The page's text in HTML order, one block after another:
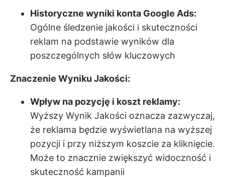
Historyczne wyniki konta Google Ads:
Ogólne śledzenie jakości i skuteczności
reklam na podstawie wyników dla
poszczególnych słów kluczowych
Znaczenie Wyniku Jakości:
Wpływ na pozycję i koszt reklamy:
Wyższy Wynik Jakości oznacza zazwyczaj,
że reklama będzie wyświetlana na wyższej
pozycji i przy niższym koszcie za kliknięcie.
Może to znacznie zwiększyć widoczność i
skuteczność kampanii